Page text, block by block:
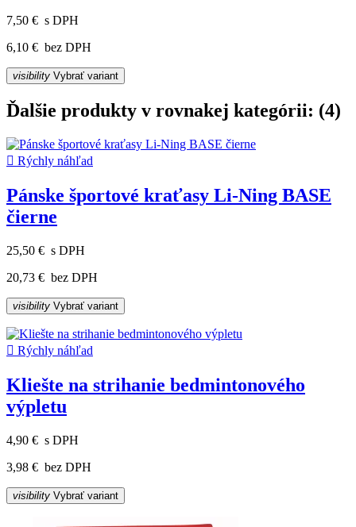
7,50 € s DPH
6,10 € bez DPH
visibility Vybrať variant
Ďalšie produkty v rovnakej kategórii: (4)
 Rýchly náhľad
Pánske športové kraťasy Li-Ning BASE
čierne
25,50 € s DPH
20,73 € bez DPH
visibility Vybrať variant
 Rýchly náhľad
Kliešte na strihanie bedmintonového
výpletu
4,90 € s DPH
3,98 € bez DPH
visibility Vybrať variant